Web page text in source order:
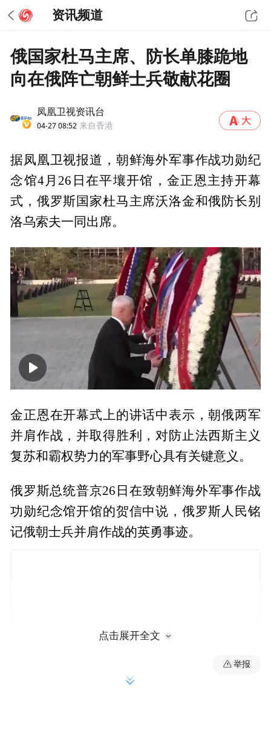
资讯频道
俄国家杜马主席、防长单膝跪地
向在俄阵亡朝鲜士兵敬献花圈
凤凰卫视资讯台
04-27 08:52 来自香港
据凤凰卫视报道，朝鲜海外军事作战功勋纪
念馆4月26日在平壤开馆，金正恩主持开幕
式，俄罗斯国家杜马主席沃洛金和俄防长别
洛乌索夫一同出席。
00:00 00:48
金正恩在开幕式上的讲话中表示，朝俄两军
并肩作战，并取得胜利，对防止法西斯主义
复苏和霸权势力的军事野心具有关键意义。
俄罗斯总统普京26日在致朝鲜海外军事作战
功勋纪念馆开馆的贺信中说，俄罗斯人民铭
记俄朝士兵并肩作战的英勇事迹。
点击展开全文
举报